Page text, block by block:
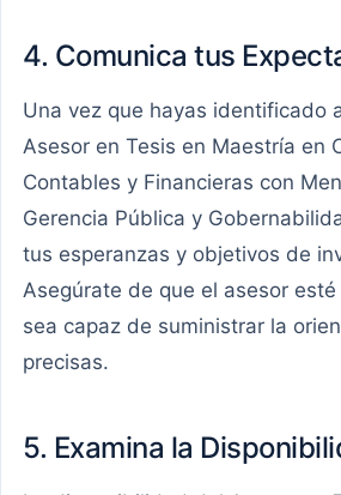
4. Comunica tus
Una vez que hayas identificado
Asesor en Tesis en Maestría en
Contables y Financieras con
Gerencia Pública y
tus esperanzas y objetivos de
Asegúrate de que el asesor
sea capaz de suministrar la
precisas.
5. Examina la